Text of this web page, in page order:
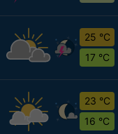
25 °C
17 °C
23 °C
16 °C